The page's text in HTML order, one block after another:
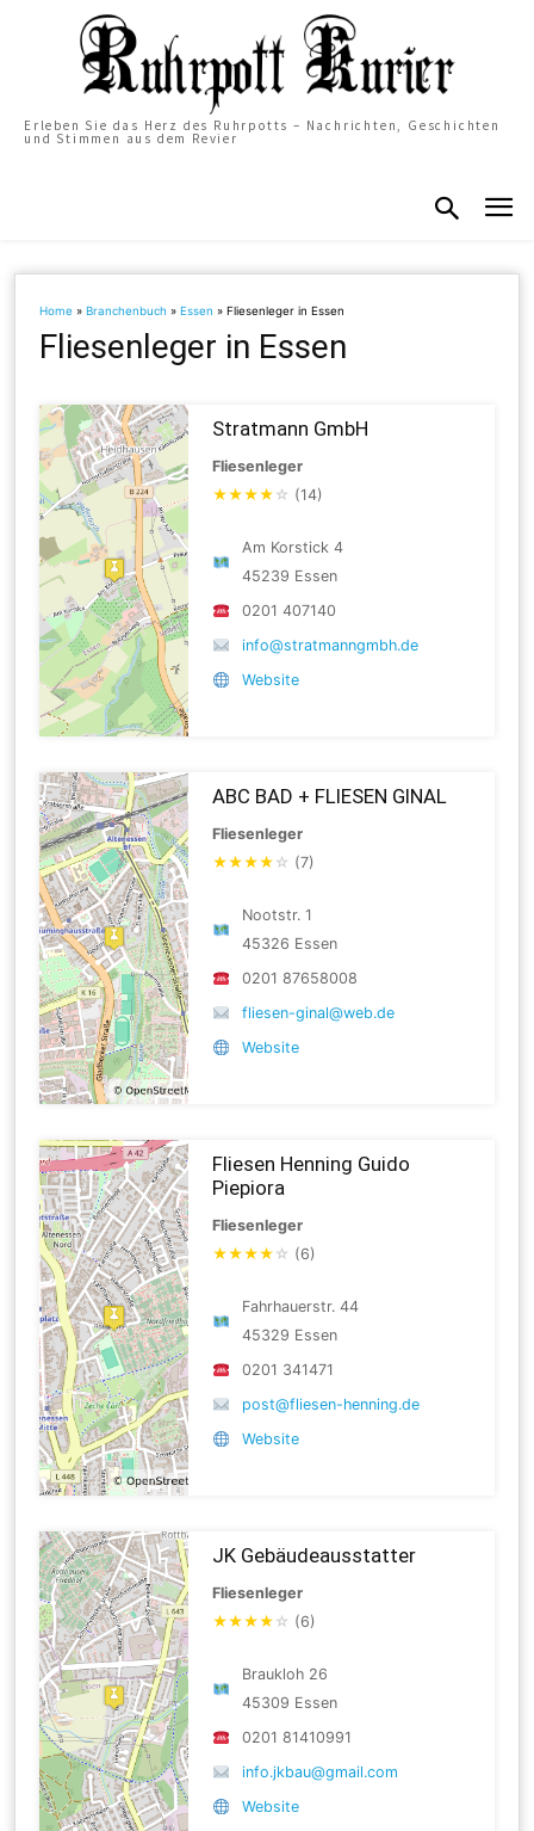
Erleben Sie das Herz des Ruhrpotts – Nachrichten, Geschichten
und Stimmen aus dem Revier
Home »Branchenbuch »Essen »Fliesenleger in Essen
Fliesenleger in Essen
Stratmann GmbH
Fliesenleger
★★★★ ☆ (14)
Am Korstick 4
45239 Essen
0201 407140
info@stratmanngmbh.de
Website
ABC BAD + FLIESEN GINAL
Fliesenleger
★★★★ ☆ (7)
Nootstr. 1
45326 Essen
0201 87658008
fliesen-ginal@web.de
Website
Fliesen Henning Guido
Piepiora
Fliesenleger
★★★★ ☆ (6)
Fahrhauerstr. 44
45329 Essen
0201 341471
post@fliesen-henning.de
Website
JK Gebäudeausstatter
Fliesenleger
★★★★ ☆ (6)
Braukloh 26
45309 Essen
0201 81410991
info.jkbau@gmail.com
Website